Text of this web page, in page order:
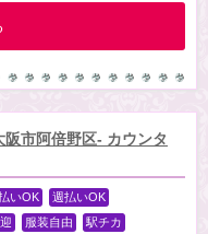
阪市阿倍野区- カウンタ
いOK
週払いOK
服装自由
駅チカ